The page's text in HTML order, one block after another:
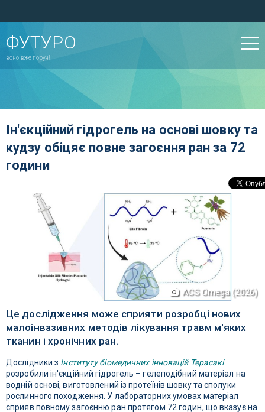
ФУТУРО
воно вже поруч!
Ін'єкційний гідрогель на основі шовку та
кудзу обіцяє повне загоєння ран за 72
години
ACS Omega (2026)
Це дослідження може сприяти розробці нових
малоінвазивних методів лікування травм м'яких
тканин і хронічних ран.
Дослідники з Інституту біомедичних інновацій Терасакі
розробили ін'єкційний гідрогель – гелеподібний матеріал на
водній основі, виготовлений із протеїнів шовку та сполуки
рослинного походження. У лабораторних умовах матеріал
сприяв повному загоєнню ран протягом 72 годин, що вказує на